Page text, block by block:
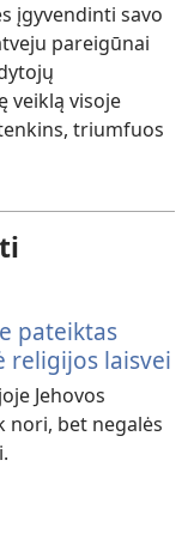
įgyvendinti savo
pareigūnai
veiklą visoje
triumfuos
pateiktas
religijos laisvei
Jehovos
nori, bet negalės